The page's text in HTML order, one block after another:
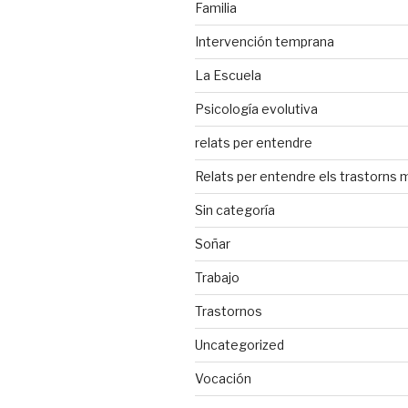
Familia
Intervención temprana
La Escuela
Psicología evolutiva
relats per entendre
Relats per entendre els trastorns
Sin categoría
Soñar
Trabajo
Trastornos
Uncategorized
Vocación